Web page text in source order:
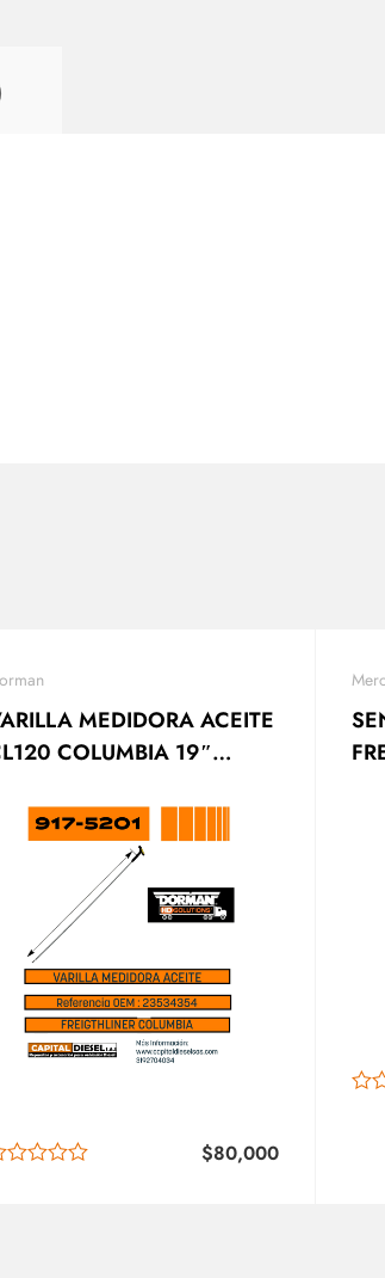
MEDIDORA ACEITE
COLUMBIA 19″
$80,000